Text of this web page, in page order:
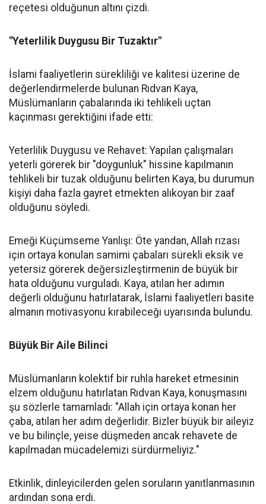
reçetesi olduğunun altını çizdi.
"Yeterlilik Duygusu Bir Tuzaktır"
İslami faaliyetlerin sürekliliği ve kalitesi üzerine de
değerlendirmelerde bulunan Rıdvan Kaya,
Müslümanların çabalarında iki tehlikeli uçtan
kaçınması gerektiğini ifade etti:
Yeterlilik Duygusu ve Rehavet: Yapılan çalışmaları
yeterli görerek bir "doygunluk" hissine kapılmanın
tehlikeli bir tuzak olduğunu belirten Kaya, bu durumun
kişiyi daha fazla gayret etmekten alıkoyan bir zaaf
olduğunu söyledi.
Emeği Küçümseme Yanlışı: Öte yandan, Allah rızası
için ortaya konulan samimi çabaları sürekli eksik ve
yetersiz görerek değersizleştirmenin de büyük bir
hata olduğunu vurguladı. Kaya, atılan her adımın
değerli olduğunu hatırlatarak, İslami faaliyetleri basite
almanın motivasyonu kırabileceği uyarısında bulundu.
Büyük Bir Aile Bilinci
Müslümanların kolektif bir ruhla hareket etmesinin
elzem olduğunu hatırlatan Rıdvan Kaya, konuşmasını
şu sözlerle tamamladı: "Allah için ortaya konan her
çaba, atılan her adım değerlidir. Bizler büyük bir aileyiz
ve bu bilinçle, yeise düşmeden ancak rehavete de
kapılmadan mücadelemizi sürdürmeliyiz."
Etkinlik, dinleyicilerden gelen soruların yanıtlanmasının
ardından sona erdi.